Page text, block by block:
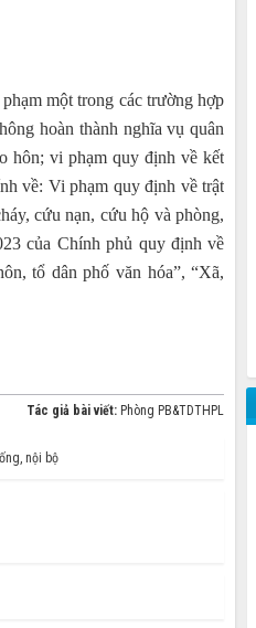
một trong các trường hợp
hoàn thành nghĩa vụ quân
hôn; vi phạm quy định về kết
về: Vi phạm quy định về trật
cứu nạn, cứu hộ và phòng,
của Chính phủ quy định về
tổ dân phố văn hóa”, “Xã,
Tác giả bài viết: Phòng PB&TDTHPL
, nội bộ